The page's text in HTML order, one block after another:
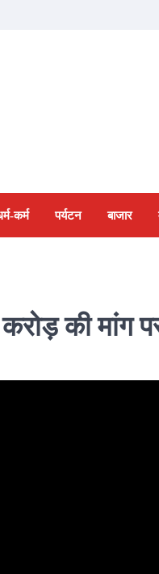
कर्म पर्यटन बाजार
की मांग